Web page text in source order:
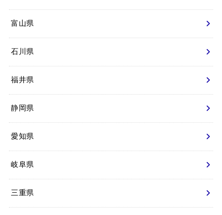
富山県
石川県
福井県
静岡県
愛知県
岐阜県
三重県